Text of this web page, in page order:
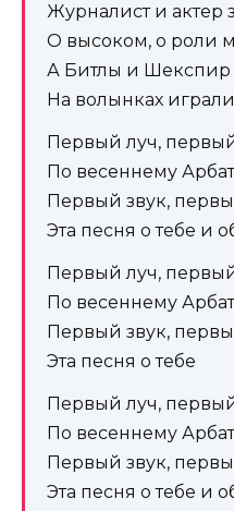
Журналист и актер
О высоком, о роли
А Битлы и
На волынках
Первый луч,
По весеннему
Первый звук,
Эта песня о тебе и
Первый луч,
По весеннему
Первый звук,
Эта песня о тебе
Первый луч,
По весеннему
Первый звук,
Эта песня о тебе и